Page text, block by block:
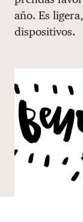
año. Es
dispositivos.